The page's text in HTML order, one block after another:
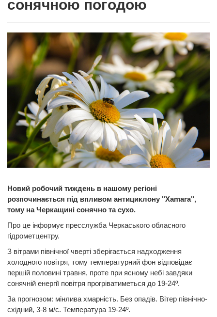
сонячною погодою
Новий робочий тиждень в нашому регіоні
розпочинається під впливом антициклону "Xamara",
тому на Черкащині сонячно та сухо.
Про це інформує пресслужба Черкаського обласного
гідрометцентру.
З вітрами північної чверті зберігається надходження
холодного повітря, тому температурний фон відповідає
першій половині травня, проте при ясному небі завдяки
сонячній енергії повітря прогріватиметься до 19-24º.
За прогнозом: мінлива хмарність. Без опадів. Вітер північно-
східний, 3-8 м/с. Температура 19-24º.